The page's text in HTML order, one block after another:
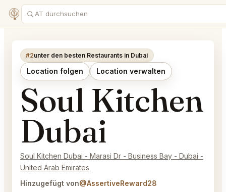
#2unter den besten Restaurants in Dubai
Location folgen Location verwalten
Soul Kitchen
Dubai
Soul Kitchen Dubai - Marasi Dr - Business Bay - Dubai -
United Arab Emirates
Hinzugefügt von@AssertiveReward28